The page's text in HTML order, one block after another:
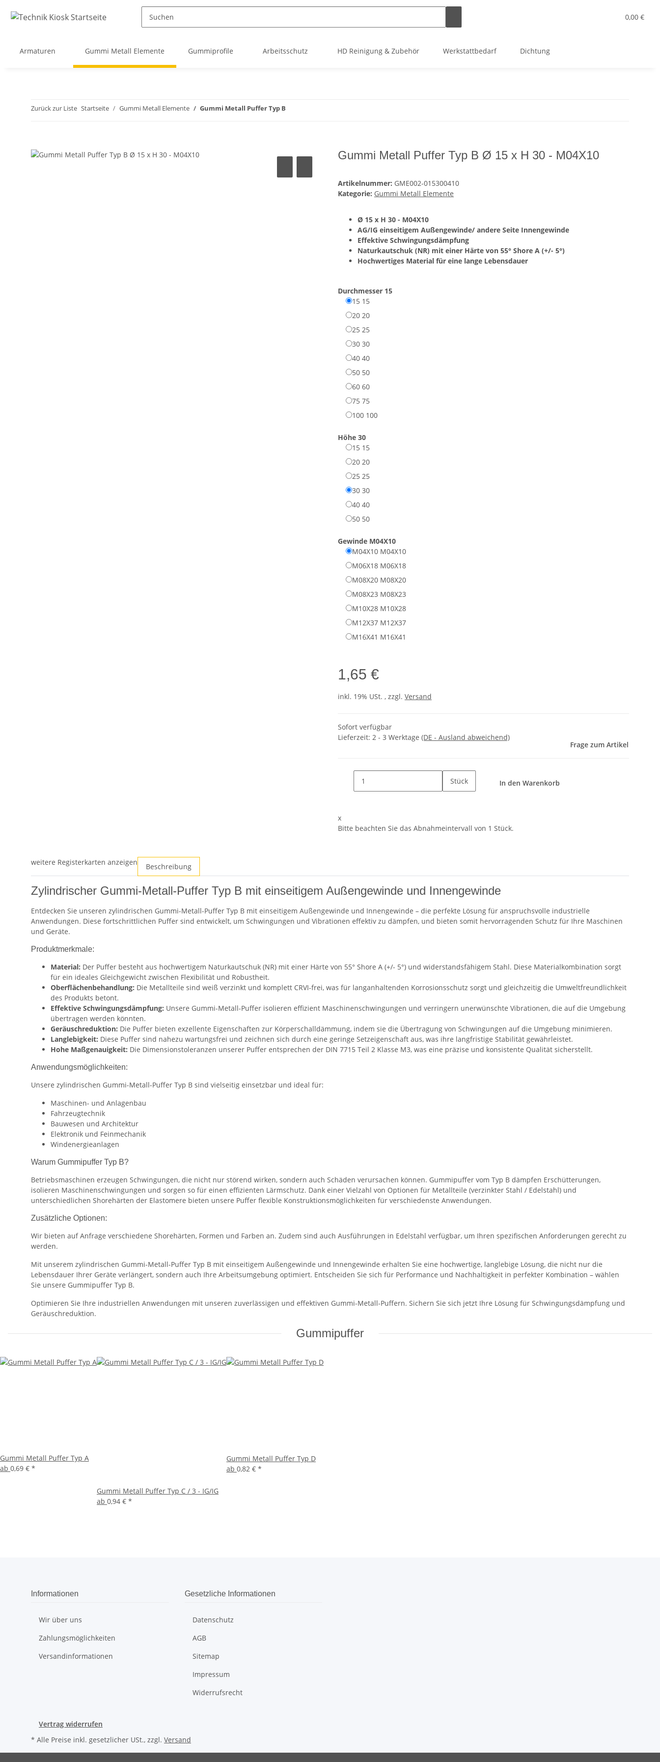
0,00 €
Armaturen Gummi Metall Elemente Gummiprofile Arbeitsschutz HD Reinigung & Zubehör Werkstattbedarf Dichtung
Zurück zur Liste Startseite Gummi Metall Elemente Gummi Metall Puffer Typ B
Gummi Metall Puffer Typ B Ø 15 x H 30 - M04X10
Artikelnummer: GME002-015300410
Kategorie: Gummi Metall Elemente
Ø 15 x H 30 - M04X10
AG/IG einseitigem Außengewinde/ andere Seite Innengewinde
Effektive Schwingungsdämpfung
Naturkautschuk (NR) mit einer Härte von 55° Shore A (+/- 5°)
Hochwertiges Material für eine lange Lebensdauer
Durchmesser 15
15 15
20 20
25 25
30 30
40 40
50 50
60 60
75 75
100 100
Höhe 30
15 15
20 20
25 25
30 30
40 40
50 50
Gewinde M04X10
M04X10 M04X10
M06X18 M06X18
M08X20 M08X20
M08X23 M08X23
M10X28 M10X28
M12X37 M12X37
M16X41 M16X41
1,65 €
inkl. 19% USt. , zzgl. Versand
Sofort verfügbar
Lieferzeit: 2 - 3 Werktage (DE - Ausland abweichend)
Frage zum Artikel
Stück In den Warenkorb
x
Bitte beachten Sie das Abnahmeintervall von 1 Stück.
weitere Registerkarten anzeigen Beschreibung
Zylindrischer Gummi-Metall-Puffer Typ B mit einseitigem Außengewinde und Innengewinde
Entdecken Sie unseren zylindrischen Gummi-Metall-Puffer Typ B mit einseitigem Außengewinde und Innengewinde – die perfekte Lösung für anspruchsvolle industrielle
Anwendungen. Diese fortschrittlichen Puffer sind entwickelt, um Schwingungen und Vibrationen effektiv zu dämpfen, und bieten somit hervorragenden Schutz für Ihre Maschinen
und Geräte.
Produktmerkmale:
Material: Der Puffer besteht aus hochwertigem Naturkautschuk (NR) mit einer Härte von 55° Shore A (+/- 5°) und widerstandsfähigem Stahl. Diese Materialkombination sorgt
für ein ideales Gleichgewicht zwischen Flexibilität und Robustheit.
Oberflächenbehandlung: Die Metallteile sind weiß verzinkt und komplett CRVI-frei, was für langanhaltenden Korrosionsschutz sorgt und gleichzeitig die Umweltfreundlichkeit
des Produkts betont.
Effektive Schwingungsdämpfung: Unsere Gummi-Metall-Puffer isolieren effizient Maschinenschwingungen und verringern unerwünschte Vibrationen, die auf die Umgebung
übertragen werden könnten.
Geräuschreduktion: Die Puffer bieten exzellente Eigenschaften zur Körperschalldämmung, indem sie die Übertragung von Schwingungen auf die Umgebung minimieren.
Langlebigkeit: Diese Puffer sind nahezu wartungsfrei und zeichnen sich durch eine geringe Setzeigenschaft aus, was ihre langfristige Stabilität gewährleistet.
Hohe Maßgenauigkeit: Die Dimensionstoleranzen unserer Puffer entsprechen der DIN 7715 Teil 2 Klasse M3, was eine präzise und konsistente Qualität sicherstellt.
Anwendungsmöglichkeiten:
Unsere zylindrischen Gummi-Metall-Puffer Typ B sind vielseitig einsetzbar und ideal für:
Maschinen- und Anlagenbau
Fahrzeugtechnik
Bauwesen und Architektur
Elektronik und Feinmechanik
Windenergieanlagen
Warum Gummipuffer Typ B?
Betriebsmaschinen erzeugen Schwingungen, die nicht nur störend wirken, sondern auch Schäden verursachen können. Gummipuffer vom Typ B dämpfen Erschütterungen,
isolieren Maschinenschwingungen und sorgen so für einen effizienten Lärmschutz. Dank einer Vielzahl von Optionen für Metallteile (verzinkter Stahl / Edelstahl) und
unterschiedlichen Shorehärten der Elastomere bieten unsere Puffer flexible Konstruktionsmöglichkeiten für verschiedenste Anwendungen.
Zusätzliche Optionen:
Wir bieten auf Anfrage verschiedene Shorehärten, Formen und Farben an. Zudem sind auch Ausführungen in Edelstahl verfügbar, um Ihren spezifischen Anforderungen gerecht zu
werden.
Mit unserem zylindrischen Gummi-Metall-Puffer Typ B mit einseitigem Außengewinde und Innengewinde erhalten Sie eine hochwertige, langlebige Lösung, die nicht nur die
Lebensdauer Ihrer Geräte verlängert, sondern auch Ihre Arbeitsumgebung optimiert. Entscheiden Sie sich für Performance und Nachhaltigkeit in perfekter Kombination – wählen
Sie unsere Gummipuffer Typ B.
Optimieren Sie Ihre industriellen Anwendungen mit unseren zuverlässigen und effektiven Gummi-Metall-Puffern. Sichern Sie sich jetzt Ihre Lösung für Schwingungsdämpfung und
Geräuschreduktion.
Gummipuffer
Gummi Metall Puffer Typ A
ab 0,69 € *
Gummi Metall Puffer Typ C / 3 - IG/IG
ab 0,94 € *
Gummi Metall Puffer Typ D
ab 0,82 € *
Informationen
Wir über uns
Zahlungsmöglichkeiten
Versandinformationen
Gesetzliche Informationen
Datenschutz
AGB
Sitemap
Impressum
Widerrufsrecht
Vertrag widerrufen
* Alle Preise inkl. gesetzlicher USt., zzgl. Versand